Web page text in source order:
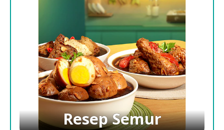
Resep Semur